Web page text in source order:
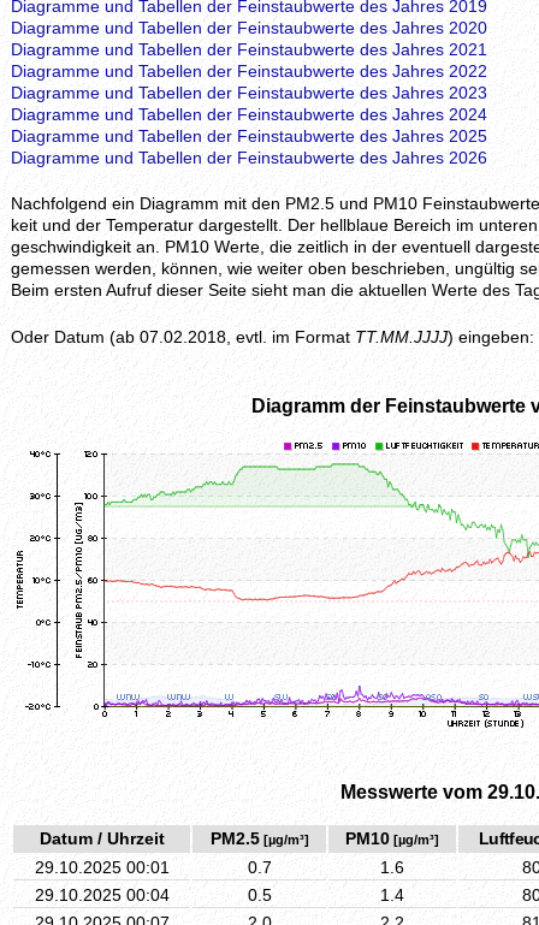
Diagramme und Tabellen der Feinstaubwerte des Jahres 2019
Diagramme und Tabellen der Feinstaubwerte des Jahres 2020
Diagramme und Tabellen der Feinstaubwerte des Jahres 2021
Diagramme und Tabellen der Feinstaubwerte des Jahres 2022
Diagramme und Tabellen der Feinstaubwerte des Jahres 2023
Diagramme und Tabellen der Feinstaubwerte des Jahres 2024
Diagramme und Tabellen der Feinstaubwerte des Jahres 2025
Diagramme und Tabellen der Feinstaubwerte des Jahres 2026
Nachfolgend ein Diagramm mit den PM2.5 und PM10
keit und der Temperatur dargestellt. Der hellblaue Bereich im
geschwindig­keit an. PM10 Werte, die zeitlich in der eventuell
gemessen werden, können, wie weiter oben beschrieben, ungültig
Beim ersten Aufruf dieser Seite sieht man die aktuellen Werte des
Oder Datum (ab 07.02.2018, evtl. im Format TT.MM.JJJJ) eingeben:
Diagramm der Feinstaubwerte
Messwerte vom
Datum / Uhrzeit PM2.5[µg/m³] PM10 [µg/m³]
29.10.2025 00:01
0.7 1.6
29.10.2025 00:04
0.5 1.4